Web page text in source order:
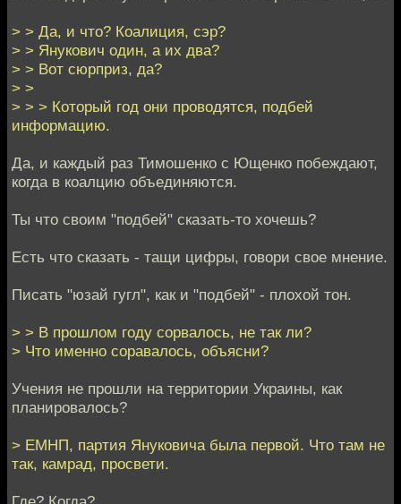
> > Да, и что? Коалиция, сэр?
> > Янукович один, а их два?
> > Вот сюрприз, да?
> >
> > > Который год они проводятся, подбей
информацию.
Да, и каждый раз Тимошенко с Ющенко побеждают,
когда в коалцию объединяются.
Ты что своим "подбей" сказать-то хочешь?
Есть что сказать - тащи цифры, говори свое мнение.
Писать "юзай гугл", как и "подбей" - плохой тон.
> > В прошлом году сорвалось, не так ли?
> Что именно соравалось, объясни?
Учения не прошли на территории Украины, как
планировалось?
> ЕМНП, партия Януковича была первой. Что там не
так, камрад, просвети.